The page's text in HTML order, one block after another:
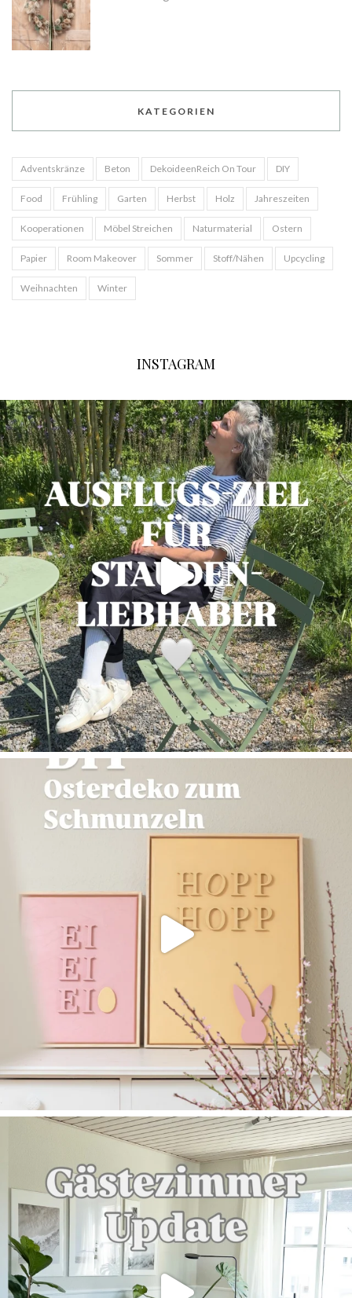
KATEGORIEN
Adventskränze Beton DekoideenReich On Tour DIY
Food Frühling Garten Herbst Holz Jahreszeiten
Kooperationen Möbel Streichen Naturmaterial Ostern
Papier Room Makeover Sommer Stoff/Nähen Upcycling
Weihnachten Winter
INSTAGRAM